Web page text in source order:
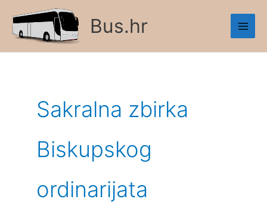
content
Bus.hr
Sakralna zbirka
Biskupskog
ordinarijata